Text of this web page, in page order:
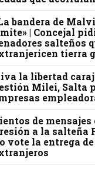
bandera de
| Concejal
salteños
tierra
la libertad
Milei, Salta
de mensajes
a la salteña
vote la entrega